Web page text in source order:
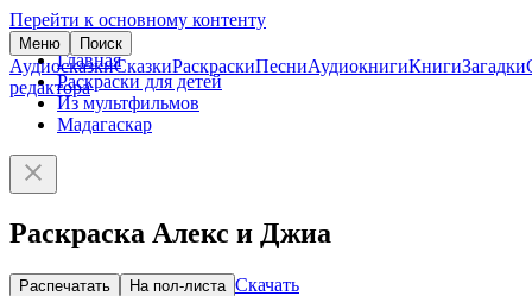
Перейти к основному контенту
Меню Поиск
АудиосказкиСказкиРаскраскиПесниАудиокнигиКнигиЗагадки
редактора
Главная
Раскраски для детей
Из мультфильмов
Мадагаскар
Раскраска Алекс и Джиа
Распечатать На пол-листа Скачать